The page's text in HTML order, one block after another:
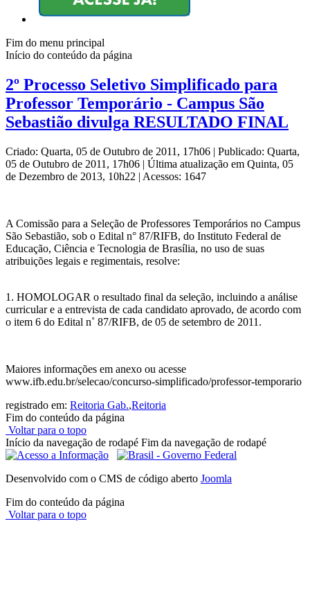
Fim do menu principal
Início do conteúdo da página
2º Processo Seletivo Simplificado para
Professor Temporário - Campus São
Sebastião divulga RESULTADO FINAL
Criado: Quarta, 05 de Outubro de 2011, 17h06 | Publicado: Quarta,
05 de Outubro de 2011, 17h06 | Última atualização em Quinta, 05
de Dezembro de 2013, 10h22 | Acessos: 1647
A Comissão para a Seleção de Professores Temporários no Campus
São Sebastião, sob o Edital n° 87/RIFB, do Instituto Federal de
Educação, Ciência e Tecnologia de Brasília, no uso de suas
atribuições legais e regimentais, resolve:
1. HOMOLOGAR o resultado final da seleção, incluindo a análise
curricular e a entrevista de cada candidato aprovado, de acordo com
o item 6 do Edital n˚ 87/RIFB, de 05 de setembro de 2011.
Maiores informações em anexo ou acesse
www.ifb.edu.br/selecao/concurso-simplificado/professor-temporario
registrado em: Reitoria Gab.,Reitoria
Fim do conteúdo da página
Voltar para o topo
Início da navegação de rodapé Fim da navegação de rodapé
Desenvolvido com o CMS de código aberto Joomla
Fim do conteúdo da página
Voltar para o topo